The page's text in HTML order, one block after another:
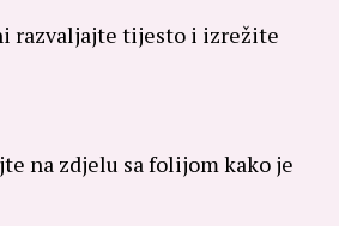
razvaljajte tijesto i izrežite
na zdjelu sa folijom kako je